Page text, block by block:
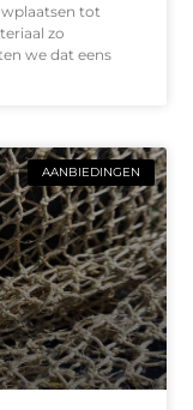
tot
zo
we dat eens
AANBIEDINGEN